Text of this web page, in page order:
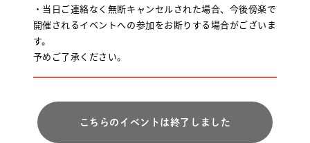
・当日ご連絡なく無断キャンセルされた場合、今後傍楽で
開催されるイベントへの参加をお断りする場合がございま
す。
予めご了承ください。
こちらのイベントは終了しました